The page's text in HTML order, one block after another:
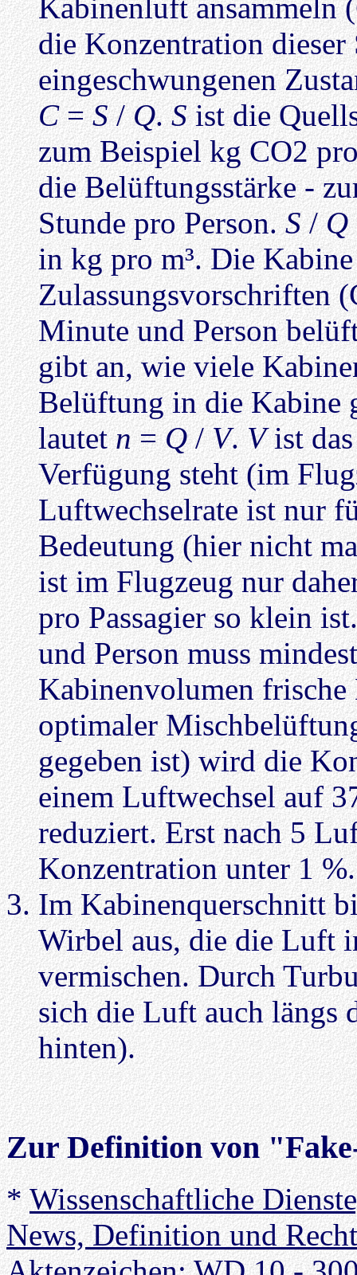
Kabinenluft ansammeln
die Konzentration
eingeschwungenen
C=S/Q.Sist die
zum Beispiel kg CO2
die Belüftungsstärke -
Stunde pro Person.S/Q
in kg pro m³. Die
Zulassungsvorschriften
Minute und Person
gibt an, wie viele
Belüftung in die Kabine
lautetn=Q/V.Vist das
Verfügung steht (im
Luftwechselrate ist nur
Bedeutung (hier nicht
ist im Flugzeug nur
pro Passagier so klein
und Person muss
Kabinenvolumen
optimaler
gegeben ist) wird die
einem Luftwechsel auf
reduziert. Erst nach 5
Konzentration unter 1 %.
Im Kabinenquerschnitt
Wirbel aus, die die Luft
vermischen. Durch
sich die Luft auch längs
hinten).
Zur Definition von
*Wissenschaftliche
News, Definition und